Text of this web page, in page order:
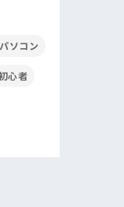
ソコン
心者